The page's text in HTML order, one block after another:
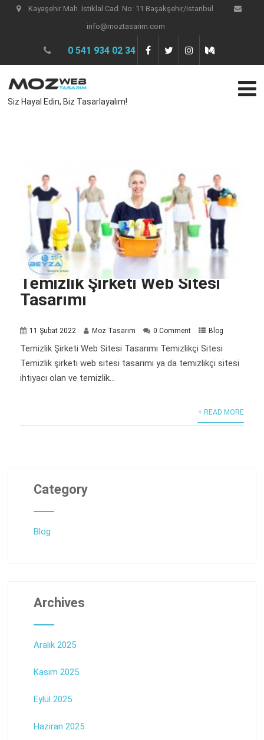
Kayaşehir Mah. İstiklal Cad. No: 11 Başakşehir/İstanbul
info@moztasarim.com
0 541 934 02 34
Siz Hayal Edin, Biz Tasarlayalım!
Temizlik Şirketi Web Sitesi
Tasarımı
11 Şubat 2022 Moz Tasarım 0 Comment Blog
Temizlik Şirketi Web Sitesi Tasarımı Temizlikçi Sitesi
Temizlik şirketi web sitesi tasarımı ya da temizlikçi sitesi
ihtiyacı olan ve temizlik...
+ READ MORE
Category
Blog
Archives
Aralık 2025
Kasım 2025
Eylül 2025
Haziran 2025